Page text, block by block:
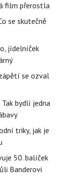
film přerostla
se skutečně
jídelníček
se ozval
bydlí jedna
triky, jak je
50. balíček
Banderovi